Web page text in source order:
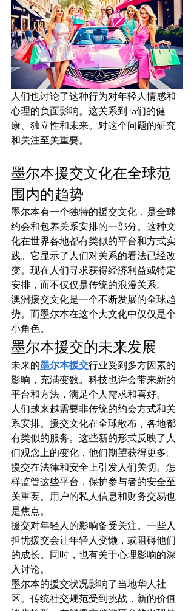
人们也讨论了这种行为对年轻人情感和
心理的负面影响。这关系到Ta们的健
康、独立性和未来。对这个问题的研究
和关注至关重要。
墨尔本援交文化在全球范
围内的趋势
墨尔本有一个独特的援交文化，是全球
约会和包养关系安排的一部分。这种文
化在世界各地都有类似的平台和方式实
践。它显示了人们对关系的看法已经改
变。现在人们寻求获得经济利益或特定
安排，而不仅仅是传统的浪漫关系。
澳洲援交文化是一个不断发展的全球趋
势。而墨尔本在这个大文化中仅仅是个
小角色。
墨尔本援交的未来发展
未来的墨尔本援交行业受到多方因素的
影响，充满变数。科技也许会带来新的
平台和方法，满足个人需求和喜好。
人们越来越需要非传统的约会方式和关
系安排。援交文化在全球散布，各地都
有类似的服务。这些新的形式反映了人
们观念上的变化，他们期望获得更多。
援交在法律和安全上引发人们关切。怎
样监管这些平台，保护参与者的安全至
关重要。用户的私人信息和财务交易也
是焦点。
援交对年轻人的影响备受关注。一些人
担忧援交会让年轻人变懒，或阻碍他们
的成长。同时，也有关于心理影响的深
入讨论。
墨尔本的援交状况影响了当地华人社
区。传统社交规范受到挑战，新的价值